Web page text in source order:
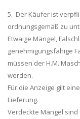
5. Der Käufer ist
ordnungsgemäß zu
Etwaige Mängel,
genehmigungsfähige
müssen der H.M.
werden.
Für die Anzeige gilt
Lieferung.
Verdeckte Mängel sind